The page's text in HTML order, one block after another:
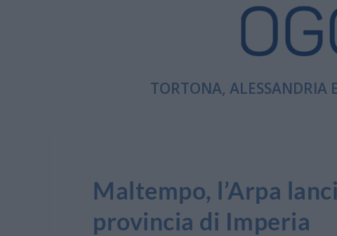
TORTONA, ALESSANDRIA
Maltempo, l’Arpa
provincia di Imperia